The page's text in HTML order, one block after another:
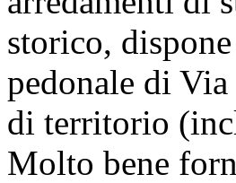
storico,
pedonale di
di territorio
Molto bene